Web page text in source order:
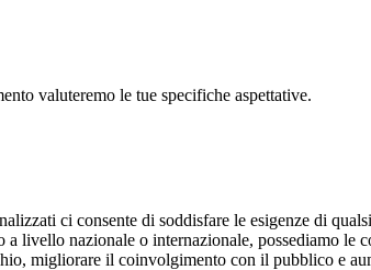
valuteremo le tue specifiche aspettative.
ci consente di soddisfare le esigenze di
nazionale o internazionale, possediamo le
migliorare il coinvolgimento con il pubblico e